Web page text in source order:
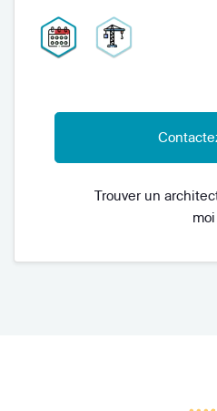
Trouver un
moi